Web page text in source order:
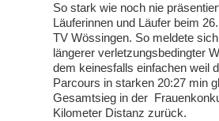
So stark wie noch nie
Läuferinnen und Läufer beim
TV Wössingen. So meldete
längerer verletzungsbedingter
dem keinesfalls einfachen weil
Parcours in starken 20:27 min
Gesamtsieg in der
Kilometer Distanz zurück.